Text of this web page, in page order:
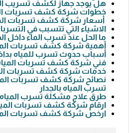
هل يوجد جهاز لكشف تسريب
خطوات شركة كشف تسربات
أسعار شركة كشف تسربات
الاشياء التي تتسبب في
ما الحل عند تسرب الماء داخل
أهمية شركة كشف تسربات
أسباب حدوث تسرب للمياه
فني شركة كشف تسربات
خدمات شركة كشف تسربات
نصائح شركة كشف تسربات
تسرب المياه بالجدار
طرق علاج مشكلة تسرب المياه
ارقام شركة كشف تسربات
ارخص شركة كشف تسربات